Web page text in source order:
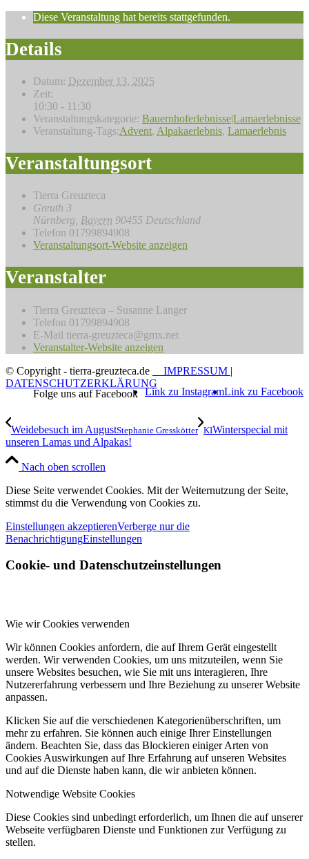
Diese Veranstaltung hat bereits stattgefunden.
Details
Datum: Dezember 13, 2025
Zeit:
10:30 - 11:30
Veranstaltungskategorie: Bauernhoferlebnisse|Lamaerlebnisse
Veranstaltung-Tags:Advent, Alpakaerlebnis, Lamaerlebnis
Veranstaltungsort
Tierra Greuzteca
Greuth 3
Nürnberg Bayern 90455 Deutschland
Telefon 01799894908
Veranstaltungsort-Website anzeigen
Veranstalter
Tierra Greuzteca – Susanne Langer
Telefon 01799894908
E-Mail tierra-greuzteca@gmx.net
Veranstalter-Website anzeigen
© Copyright - tierra-greuzteca.de
IMPRESSUM |
DATENSCHUTZERKLÄRUNG
Link zu Facebook
Link zu Instagram
Weidebesuch im AugustStephanie Gresskötter KIWinterspecial mit
unseren Lamas und Alpakas!
Nach oben scrollen
Diese Seite verwendet Cookies. Mit der Weiternutzung der Seite,
stimmst du die Verwendung von Cookies zu.
Einstellungen akzeptierenVerberge nur die
BenachrichtigungEinstellungen
Cookie- und Datenschutzeinstellungen
Wie wir Cookies verwenden
Wir können Cookies anfordern, die auf Ihrem Gerät eingestellt
werden. Wir verwenden Cookies, um uns mitzuteilen, wenn Sie
unsere Websites besuchen, wie Sie mit uns interagieren, Ihre
Nutzererfahrung verbessern und Ihre Beziehung zu unserer Website
anpassen.
Klicken Sie auf die verschiedenen Kategorienüberschriften, um
mehr zu erfahren. Sie können auch einige Ihrer Einstellungen
ändern. Beachten Sie, dass das Blockieren einiger Arten von
Cookies Auswirkungen auf Ihre Erfahrung auf unseren Websites
und auf die Dienste haben kann, die wir anbieten können.
Notwendige Website Cookies
Diese Cookies sind unbedingt erforderlich, um Ihnen die auf unserer
Webseite verfügbaren Dienste und Funktionen zur Verfügung zu
stellen.